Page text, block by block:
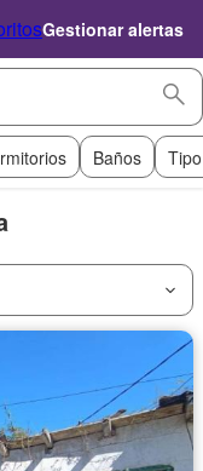
Gestionar alertas
Baños